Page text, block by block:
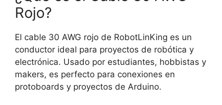
Rojo?
El cable 30 AWG rojo de RobotLinKing es un
conductor ideal para proyectos de robótica y
electrónica. Usado por estudiantes, hobbistas y
makers, es perfecto para conexiones en
protoboards y proyectos de Arduino.